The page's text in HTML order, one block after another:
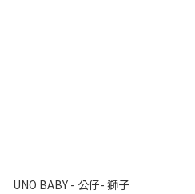
UNO BABY - 公仔- 獅子